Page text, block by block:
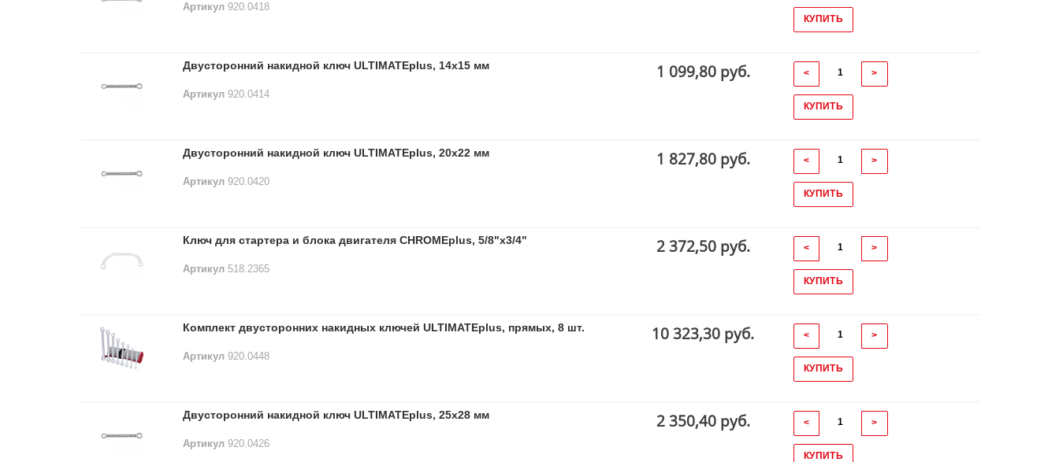
Артикул 920.0418
КУПИТЬ
Двусторонний накидной ключ ULTIMATEplus, 14x15 мм
Артикул 920.0414
1 099,80 руб. < >
КУПИТЬ
Двусторонний накидной ключ ULTIMATEplus, 20x22 мм
Артикул 920.0420
1 827,80 руб. < >
КУПИТЬ
Ключ для стартера и блока двигателя CHROMEplus, 5/8"x3/4"
Артикул 518.2365
2 372,50 руб. < >
КУПИТЬ
Комплект двусторонних накидных ключей ULTIMATEplus, прямых, 8 шт.
Артикул 920.0448
10 323,30 руб. < >
КУПИТЬ
Двусторонний накидной ключ ULTIMATEplus, 25x28 мм
Артикул 920.0426
2 350,40 руб. < >
КУПИТЬ